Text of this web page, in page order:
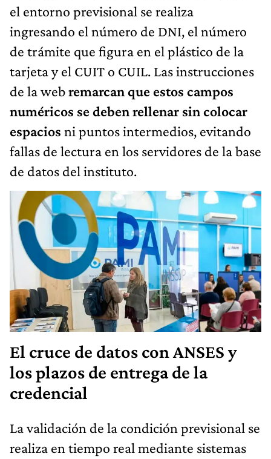
el entorno previsional se realiza
ingresando el número de DNI, el número
de trámite que figura en el plástico de la
tarjeta y el CUIT o CUIL. Las instrucciones
de la webremarcan que estos campos
numéricos se deben rellenar sin colocar
espacios ni puntos intermedios, evitando
fallas de lectura en los servidores de la base
de datos del instituto.
El cruce de datos con ANSES y
los plazos de entrega de la
credencial
La validación de la condición previsional se
realiza en tiempo real mediante sistemas